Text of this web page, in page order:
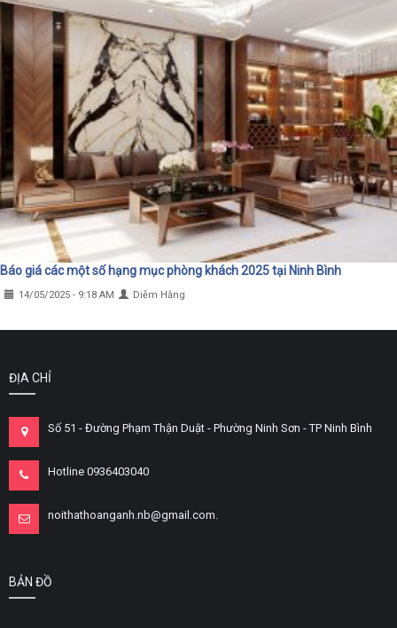
Báo giá các một số hạng mục phòng khách 2025 tại Ninh Bình
14/05/2025 - 9:18 AM Diễm Hằng
ĐỊA CHỈ
Số 51 - Đường Phạm Thận Duật - Phường Ninh Sơn - TP Ninh Bình
Hotline 0936403040
noithathoanganh.nb@gmail.com.
BẢN ĐỒ